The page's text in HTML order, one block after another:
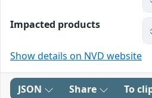
Impacted products
Show details on NVD website
JSON Share To